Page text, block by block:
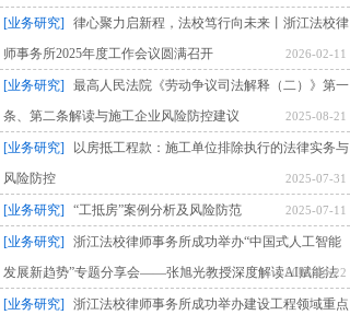
[业务研究]
律心聚力启新程，法校笃行向未来丨浙江法校律
师事务所2025年度工作会议圆满召开
2026-02-11
[业务研究]
最高人民法院《劳动争议司法解释（二）》第一
条、第二条解读与施工企业风险防控建议
2025-08-21
[业务研究]
以房抵工程款：施工单位排除执行的法律实务与
风险防控
2025-07-31
[业务研究] “工抵房”案例分析及风险防范 2025-07-11
[业务研究]
浙江法校律师事务所成功举办“中国式人工智能
发展新趋势”专题分享会——张旭光教授深度解读AI赋能法
律服务的未来路径
2025-04-22
[业务研究]
浙江法校律师事务所成功举办建设工程领域重点